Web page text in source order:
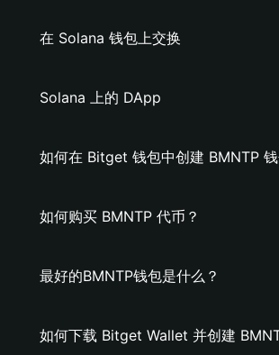
在 Solana 钱包上交换
Solana 上的 DApp
如何在 Bitget 钱包中创建 BMNTP 钱
如何购买 BMNTP 代币？
最好的BMNTP钱包是什么？
如何下载 Bitget Wallet 并创建